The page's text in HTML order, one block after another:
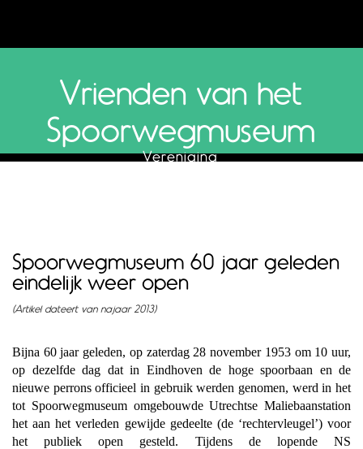
Vrienden van het
Spoorwegmuseum
Vereniging
Spoorwegmuseum 60 jaar geleden
eindelijk weer open
(Artikel dateert van najaar 2013)
Bijna 60 jaar geleden, op zaterdag 28 november 1953 om 10 uur,
op dezelfde dag dat in Eindhoven de hoge spoorbaan en de
nieuwe perrons officieel in gebruik werden genomen, werd in het
tot Spoorwegmuseum omgebouwde Utrechtse Maliebaanstation
het aan het verleden gewijde gedeelte (de ‘rechtervleugel’) voor
het publiek open gesteld. Tijdens de lopende NS